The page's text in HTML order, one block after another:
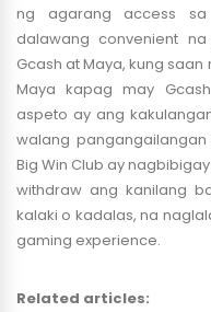
ng agarang access sa
dalawang convenient
Gcash at Maya, kung
Maya kapag may
aspeto ay ang
walang
Big Win Club ay
withdraw ang kanilang
kalaki o kadalas, na
gaming experience.
Related articles: